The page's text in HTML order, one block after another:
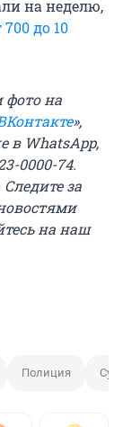
на неделю,
до 10
фото на
»,
в WhatsApp,
0000-74.
за
на наш
Полиция Суд